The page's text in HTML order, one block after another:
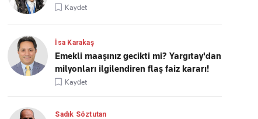
Kaydet
İsa Karakaş
Emekli maaşınız gecikti mi? Yargıtay'dan
milyonları ilgilendiren flaş faiz kararı!
Kaydet
Sadık Söztutan